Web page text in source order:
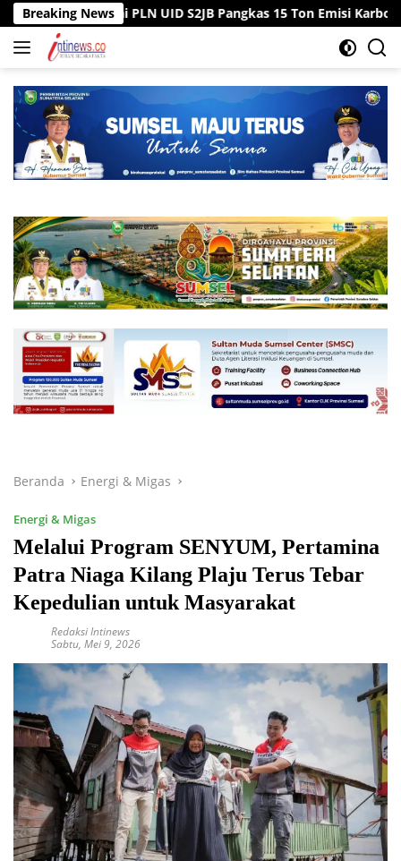
Langsung
ke
konten
Breaking News
PLN UID S2JB Pangkas 15 Ton Emisi Karbon Tiga
Beranda Energi & Migas
Energi & Migas
Melalui Program SENYUM, Pertamina
Patra Niaga Kilang Plaju Terus Tebar
Kepedulian untuk Masyarakat
Redaksi Intinews
Sabtu, Mei 9, 2026